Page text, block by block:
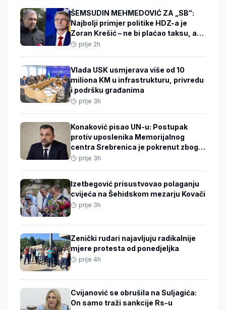
ŠEMSUDIN MEHMEDOVIĆ ZA „SB“:
Najbolji primjer politike HDZ-a je
Zoran Krešić – ne bi plaćao taksu, a
upravljao bi FTV-om
prije 2h
Vlada USK usmjerava više od 10
miliona KM u infrastrukturu, privredu
i podršku građanima
prije 3h
Konaković pisao UN-u: Postupak
protiv uposlenika Memorijalnog
centra Srebrenica je pokrenut zbog
njihovog izvještaja
prije 3h
Izetbegović prisustvovao polaganju
cvijeća na Šehidskom mezarju Kovači
prije 3h
Zenički rudari najavljuju radikalnije
mjere protesta od ponedjeljka
prije 4h
Cvijanović se obrušila na Suljagića:
On samo traži sankcije Rs-u